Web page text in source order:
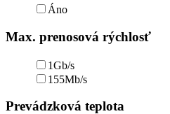
Áno
Max. prenosová rýchlosť
1Gb/s
155Mb/s
Prevádzková teplota